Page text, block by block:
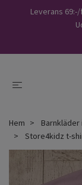
Leverans
Hem
Store4kidz t-